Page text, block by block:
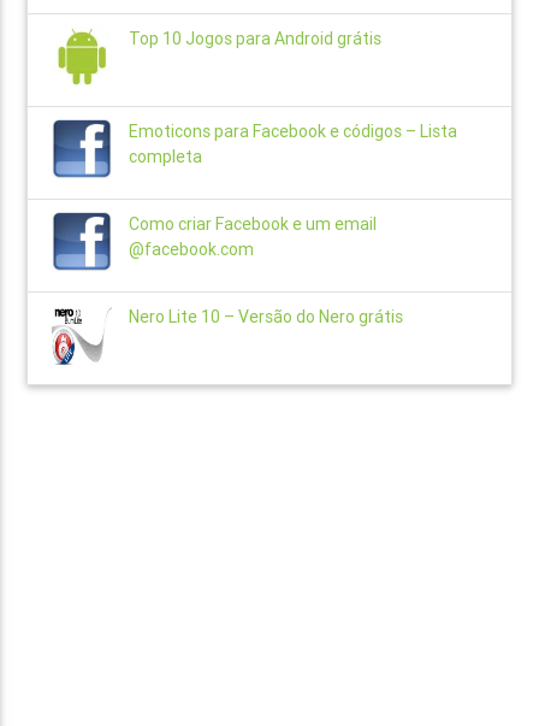
Top 10 Jogos para Android grátis
Emoticons para Facebook e códigos – Lista
completa
Como criar Facebook e um email
@facebook.com
Nero Lite 10 – Versão do Nero grátis